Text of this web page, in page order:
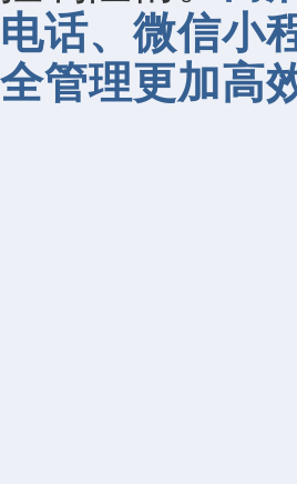
话、微信小
管理更加高